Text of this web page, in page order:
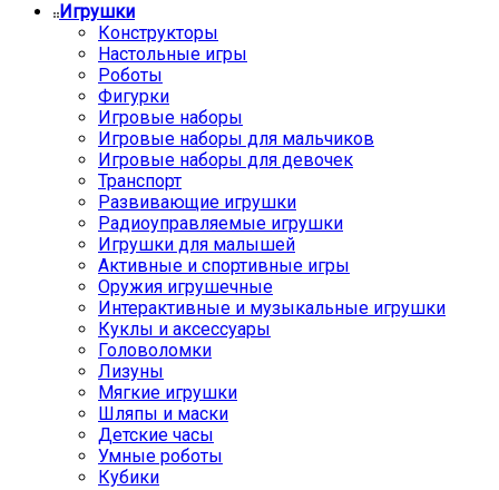
Игрушки
Конструкторы
Настольные игры
Роботы
Фигурки
Игровые наборы
Игровые наборы для мальчиков
Игровые наборы для девочек
Транспорт
Развивающие игрушки
Радиоуправляемые игрушки
Игрушки для малышей
Активные и спортивные игры
Оружия игрушечные
Интерактивные и музыкальные игрушки
Куклы и аксессуары
Головоломки
Лизуны
Мягкие игрушки
Шляпы и маски
Детские часы
Умные роботы
Кубики